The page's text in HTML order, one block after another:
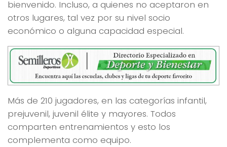
bienvenido. Incluso, a quienes no aceptaron en
otros lugares, tal vez por su nivel socio
económico o alguna capacidad especial.
Más de 210 jugadores, en las categorías infantil,
prejuvenil, juvenil élite y mayores. Todos
comparten entrenamientos y esto los
complementa como equipo.